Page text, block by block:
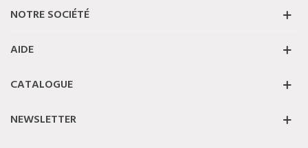
NOTRE SOCIÉTÉ
AIDE
CATALOGUE
NEWSLETTER